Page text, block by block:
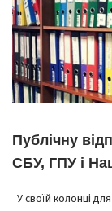
Публічну
СБУ, ГПУ і
У своїй колонці